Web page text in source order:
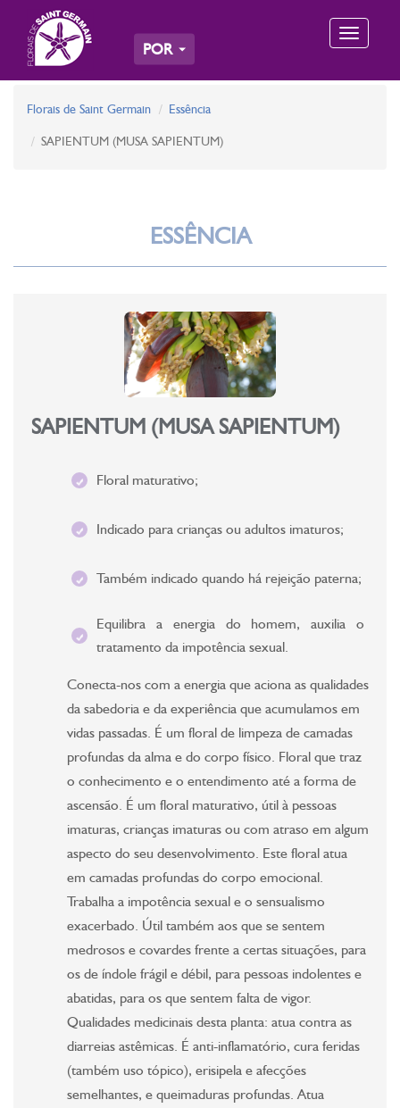
Toggle
POR
Florais de Saint Germain Essência
SAPIENTUM (MUSA SAPIENTUM)
ESSÊNCIA
SAPIENTUM (MUSA SAPIENTUM)
Floral maturativo;
Indicado para crianças ou adultos imaturos;
Também indicado quando há rejeição paterna;
Equilibra a energia do homem, auxilia o
tratamento da impotência sexual.
Conecta-nos com a energia que aciona as qualidades
da sabedoria e da experiência que acumulamos em
vidas passadas. É um floral de limpeza de camadas
profundas da alma e do corpo físico. Floral que traz
o conhecimento e o entendimento até a forma de
ascensão. É um floral maturativo, útil à pessoas
imaturas, crianças imaturas ou com atraso em algum
aspecto do seu desenvolvimento. Este floral atua
em camadas profundas do corpo emocional.
Trabalha a impotência sexual e o sensualismo
exacerbado. Útil também aos que se sentem
medrosos e covardes frente a certas situações, para
os de índole frágil e débil, para pessoas indolentes e
abatidas, para os que sentem falta de vigor.
Qualidades medicinais desta planta: atua contra as
diarreias astêmicas. É anti-inflamatório, cura feridas
(também uso tópico), erisipela e afecções
semelhantes, e queimaduras profundas. Atua